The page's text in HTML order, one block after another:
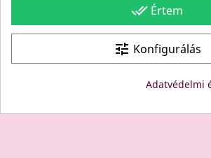
Site protected by reCAPTCHA.
© Copyright: Since 1994- "EDU" és
done_all Értem
tune Konfigurálás
Adatvédelmi